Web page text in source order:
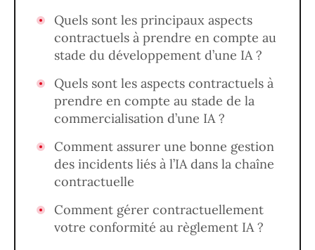
Quels sont les principaux aspects
contractuels à prendre en compte au
stade du développement d’une IA ?
Quels sont les aspects contractuels à
prendre en compte au stade de la
commercialisation d’une IA ?
Comment assurer une bonne gestion
des incidents liés à l’IA dans la chaîne
contractuelle
Comment gérer contractuellement
votre conformité au règlement IA ?